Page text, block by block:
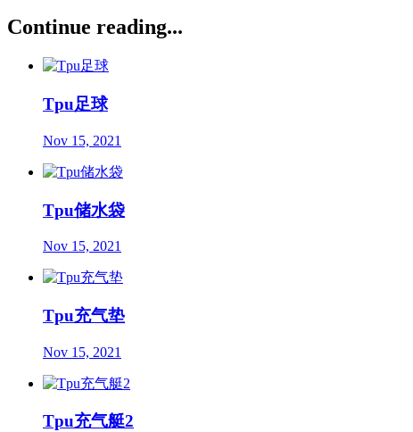
Continue reading...
Tpu足球
Nov 15, 2021
Tpu储水袋
Nov 15, 2021
Tpu充气垫
Nov 15, 2021
Tpu充气艇2